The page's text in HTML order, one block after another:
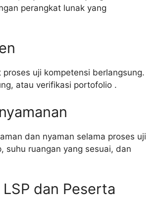
perangkat lunak yang
uji kompetensi berlangsung.
atau verifikasi portofolio .
dan nyaman selama proses uji
suhu ruangan yang sesuai, dan
dan Peserta